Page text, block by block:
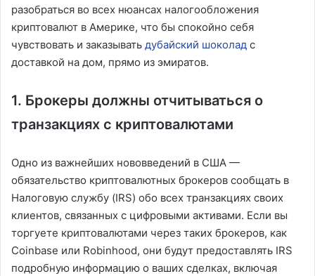
разобраться во всех нюансах налогообложения
криптовалют в Америке, что бы спокойно себя
чувствовать и заказывать дубайский шоколад с
доставкой на дом, прямо из эмиратов.
1. Брокеры должны отчитываться о
транзакциях с криптовалютами
Одно из важнейших нововведений в США —
обязательство криптовалютных брокеров сообщать в
Налоговую службу (IRS) обо всех транзакциях своих
клиентов, связанных с цифровыми активами. Если вы
торгуете криптовалютами через таких брокеров, как
Coinbase или Robinhood, они будут предоставлять IRS
подробную информацию о ваших сделках, включая